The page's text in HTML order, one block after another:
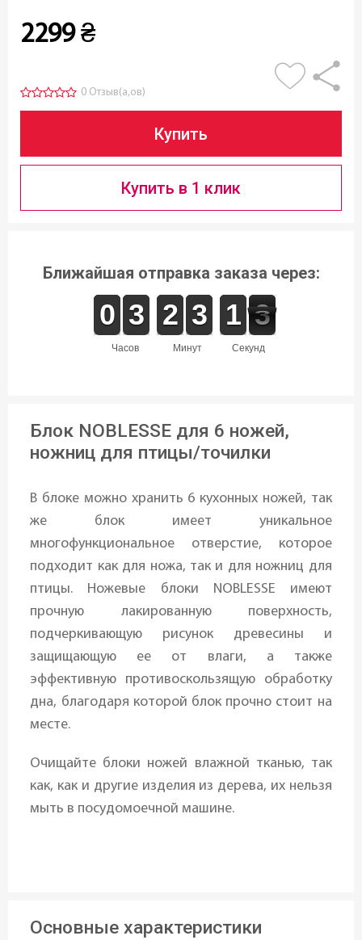
2299 ₴
0 Отзыв(а,ов)
Купить
Купить в 1 клик
Ближайшая отправка заказа через:
часов
9
9
0
0 2
2
3
3
минут
1
1
2
2 2
2
3
3
секунд
1
1
1
1 3
2
2
Блок NOBLESSE для 6 ножей,
ножниц для птицы/точилки
В блоке можно хранить 6 кухонных ножей, так
же блок имеет уникальное
многофункциональное отверстие, которое
подходит как для ножа, так и для ножниц для
птицы. Ножевые блоки NOBLESSE имеют
прочную лакированную поверхность,
подчеркивающую рисунок древесины и
защищающую ее от влаги, а также
эффективную противоскользящую обработку
дна, благодаря которой блок прочно стоит на
месте.
Очищайте блоки ножей влажной тканью, так
как, как и другие изделия из дерева, их нельзя
мыть в посудомоечной машине.
Основные характеристики